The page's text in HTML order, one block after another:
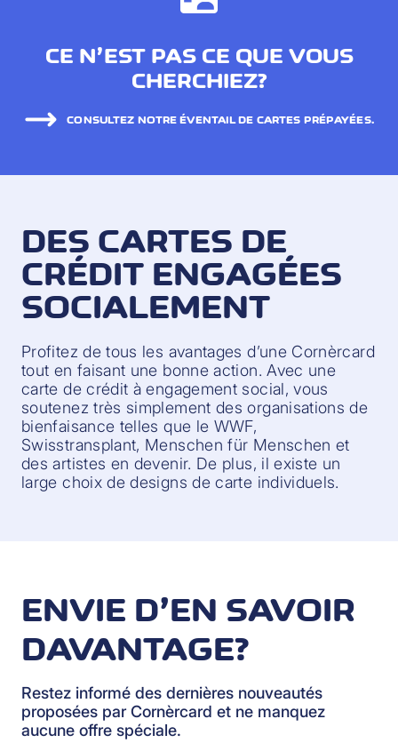
CE N’EST PAS CE QUE VOUS
CHERCHIEZ?
CONSULTEZ NOTRE ÉVENTAIL DE CARTES PRÉPAYÉES.
DES CARTES DE
CRÉDIT ENGAGÉES
SOCIALEMENT
Profitez de tous les avantages d’une Cornèrcard
tout en faisant une bonne action. Avec une
carte de crédit à engagement social, vous
soutenez très simplement des organisations de
bienfaisance telles que le WWF,
Swisstransplant, Menschen für Menschen et
des artistes en devenir. De plus, il existe un
large choix de designs de carte individuels.
ENVIE D’EN SAVOIR
DAVANTAGE?
Restez informé des dernières nouveautés
proposées par Cornèrcard et ne manquez
aucune offre spéciale.